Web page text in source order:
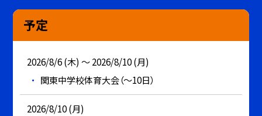
予定
2026/8/6 (木) ～ 2026/8/10 (月)
関東中学校体育大会（～10日）
2026/8/10 (月)